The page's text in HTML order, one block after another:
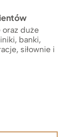
oraz duże
banki,
siłownie i